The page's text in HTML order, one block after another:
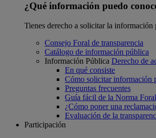
¿Qué información puedo
Tienes derecho a solicitar la
Consejo Foral de transparencia
Catálogo de información pública
Información Pública Derecho de
En qué consiste
Cómo solicitar información
Preguntas frecuentes
Guía fácil de la Norma
¿Cómo poner una
Evaluación de la
Participación